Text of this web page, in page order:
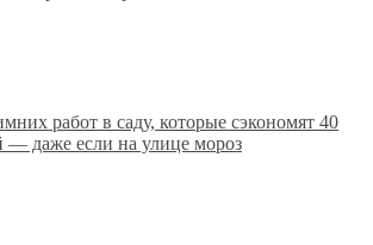
работ в саду, которые сэкономят 40
— даже если на улице мороз